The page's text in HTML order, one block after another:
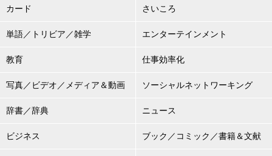
カード さいころ
単語／トリビア／雑学 エンターテインメント
教育 仕事効率化
写真／ビデオ／メディア＆動画 ソーシャルネットワーキング
辞書／辞典 ニュース
ビジネス ブック／コミック／書籍＆文献